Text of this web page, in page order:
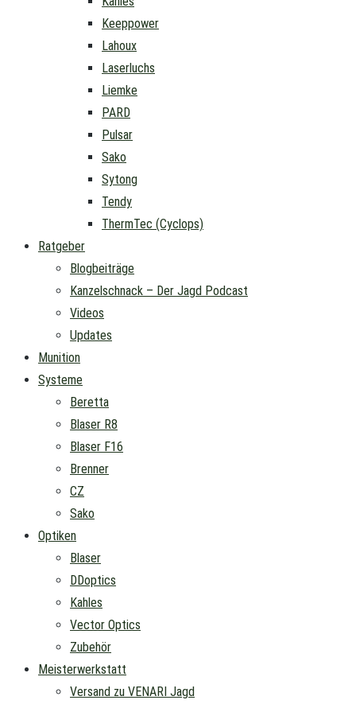
Keeppower
Lahoux
Laserluchs
Liemke
PARD
Pulsar
Sako
Sytong
Tendy
ThermTec (Cyclops)
Ratgeber
Blogbeiträge
Kanzelschnack – Der Jagd Podcast
Videos
Updates
Munition
Systeme
Beretta
Blaser R8
Blaser F16
Brenner
CZ
Sako
Optiken
Blaser
DDoptics
Kahles
Vector Optics
Zubehör
Meisterwerkstatt
Versand zu VENARI Jagd